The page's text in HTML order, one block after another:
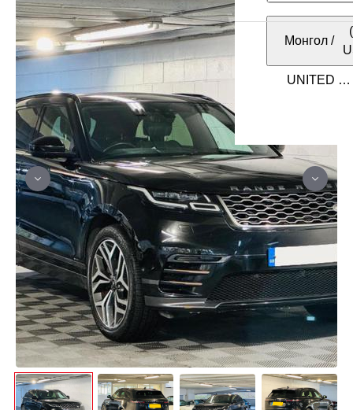
Монгол /